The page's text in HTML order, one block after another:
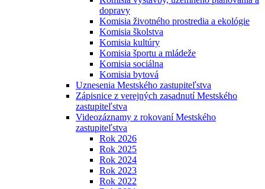
dopravy
Komisia životného prostredia a ekológie
Komisia školstva
Komisia kultúry
Komisia športu a mládeže
Komisia sociálna
Komisia bytová
Uznesenia Mestského zastupiteľstva
Zápisnice z verejných zasadnutí Mestského
zastupiteľstva
Videozáznamy z rokovaní Mestského
zastupiteľstva
Rok 2026
Rok 2025
Rok 2024
Rok 2023
Rok 2022